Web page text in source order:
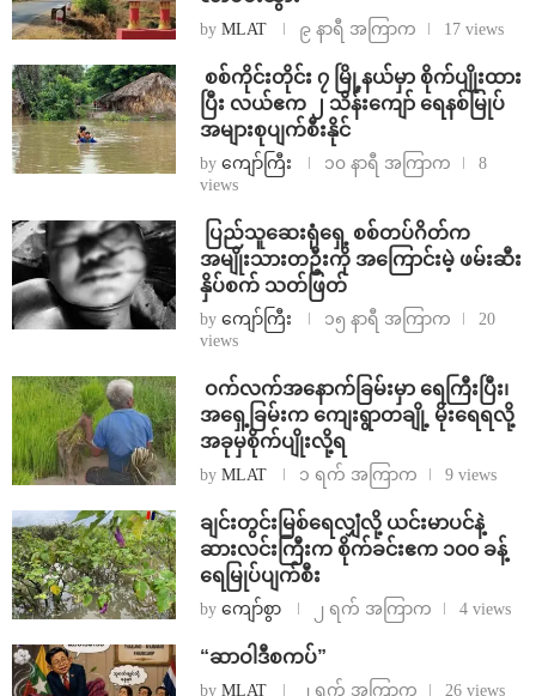
by MLAT ၉ နာရီ အကြာက 17 views
⁩ ⁨စစ်ကိုင်းတိုင်း ၇ မြို့နယ်မှာ စိုက်ပျိုးထား
ပြီး လယ်ဧက ၂ သိန်း​ကျော် ရေနစ်မြုပ်
အများစုပျက်စီးနိုင်
by ကျော်ကြီး ၁၀ နာရီ အကြာက
8
views
⁩ ⁨ပြည်သူဆေးရုံရှေ့ စစ်တပ်ဂိတ်က
အမျိုးသားတဦးကို အကြောင်းမဲ့ ဖမ်းဆီး
နှိပ်စက် သတ်ဖြတ်
by ကျော်ကြီး ၁၅ နာရီ အကြာက
20
views
⁩ ⁨ဝက်လက်အနောက်ခြမ်းမှာ ရေကြီးပြီး၊
အရှေ့ခြမ်းက ကျေးရွာတချို့ မိုးရေရလို့
အခုမှစိုက်ပျိုးလို့ရ
by MLAT ၁ ရက် အကြာက 9 views
ချင်းတွင်းမြစ်ရေလျှံလို့ ယင်းမာပင်နဲ့
ဆားလင်းကြီးက စိုက်ခင်းဧက ၁၀၀ ခန့်
ရေမြုပ်ပျက်စီး
by ကျော်စွာ ၂ ရက် အကြာက 4 views
“ဆာဝါဒီစကပ်”
by MLAT ၂ ရက် အကြာက 26 views